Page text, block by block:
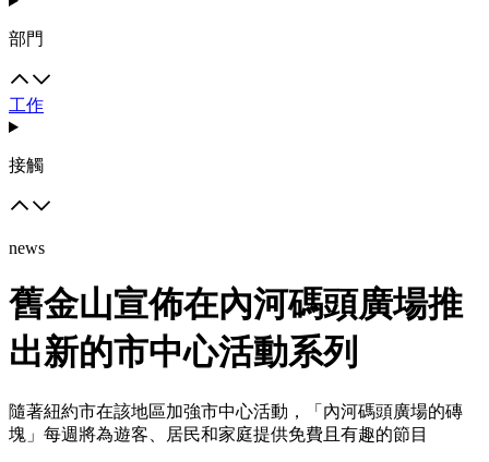
部門
工作
接觸
news
舊金山宣佈在內河碼頭廣場推
出新的市中心活動系列
隨著紐約市在該地區加強市中心活動，「內河碼頭廣場的磚
塊」每週將為遊客、居民和家庭提供免費且有趣的節目